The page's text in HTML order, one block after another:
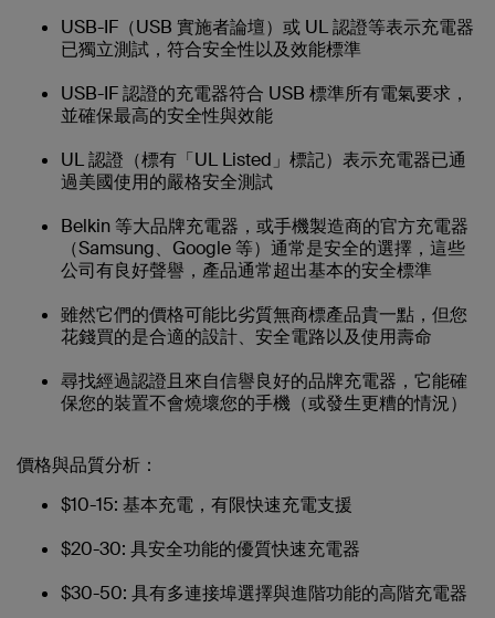
USB-IF（USB 實施者論壇）或 UL 認證等表示充電器
已獨立測試，符合安全性以及效能標準
USB-IF 認證的充電器符合 USB 標準所有電氣要求，
並確保最高的安全性與效能
UL 認證（標有「UL Listed」標記）表示充電器已通
過美國使用的嚴格安全測試
Belkin 等大品牌充電器，或手機製造商的官方充電器
（Samsung、Google 等）通常是安全的選擇，這些
公司有良好聲譽，產品通常超出基本的安全標準
雖然它們的價格可能比劣質無商標產品貴一點，但您
花錢買的是合適的設計、安全電路以及使用壽命
尋找經過認證且來自信譽良好的品牌充電器，它能確
保您的裝置不會燒壞您的手機（或發生更糟的情況）
價格與品質分析：
$10-15: 基本充電，有限快速充電支援
$20-30: 具安全功能的優質快速充電器
$30-50: 具有多連接埠選擇與進階功能的高階充電器